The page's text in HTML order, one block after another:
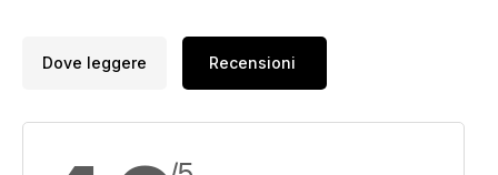
Dove leggere Recensioni